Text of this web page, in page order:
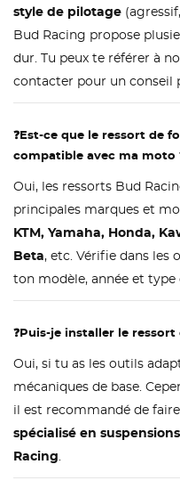
style de pilotage
Bud Racing propose
dur. Tu peux te référer à
contacter pour un conseil
❓ Est-ce que le ressort de
compatible avec ma moto
Oui, les ressorts Bud
principales marques et
KTM, Yamaha, Honda,
Beta, etc. Vérifie dans les
ton modèle, année et type
❓ Puis-je installer le
Oui, si tu as les outils
mécaniques de base.
il est recommandé de
spécialisé en suspensions
Racing